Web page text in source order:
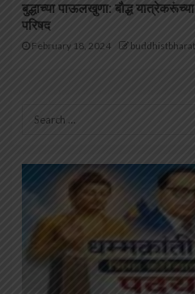
बुद्धाच्या पाऊलखुणा: बौद्ध
परिषद
February 18, 2024 buddhistbharat